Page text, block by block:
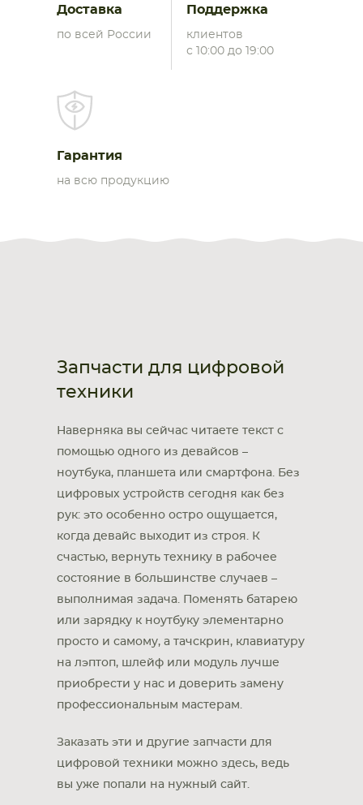
Доставка
по всей России
Поддержка
клиентов
с 10:00 до 19:00
Гарантия
на всю продукцию
Запчасти для цифровой
техники
Наверняка вы сейчас читаете текст с
помощью одного из девайсов –
ноутбука, планшета или смартфона. Без
цифровых устройств сегодня как без
рук: это особенно остро ощущается,
когда девайс выходит из строя. К
счастью, вернуть технику в рабочее
состояние в большинстве случаев –
выполнимая задача. Поменять батарею
или зарядку к ноутбуку элементарно
просто и самому, а тачскрин, клавиатуру
на лэптоп, шлейф или модуль лучше
приобрести у нас и доверить замену
профессиональным мастерам.
Заказать эти и другие запчасти для
цифровой техники можно здесь, ведь
вы уже попали на нужный сайт.